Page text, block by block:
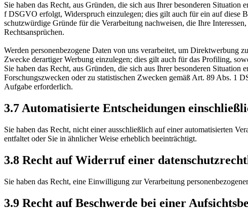
Sie haben das Recht, aus Gründen, die sich aus Ihrer besonderen
f DSGVO erfolgt, Widerspruch einzulegen; dies gilt auch für ein auf diese
schutzwürdige Gründe für die Verarbeitung nachweisen, die Ihre
Rechtsansprüchen.
Werden personenbezogene Daten von uns verarbeitet, um Direktwerbung
Zwecke derartiger Werbung einzulegen; dies gilt auch für das Profiling,
Sie haben das Recht, aus Gründen, die sich aus Ihrer besonderen
Forschungszwecken oder zu statistischen Zwecken gemäß Art. 89 Abs. 1
Aufgabe erforderlich.
3.7 Automatisierte Entscheidungen
Sie haben das Recht, nicht einer ausschließlich auf einer automatisierten
entfaltet oder Sie in ähnlicher Weise erheblich beeinträchtigt.
3.8 Recht auf Widerruf einer
Sie haben das Recht, eine Einwilligung zur Verarbeitung
3.9 Recht auf Beschwerde bei einer